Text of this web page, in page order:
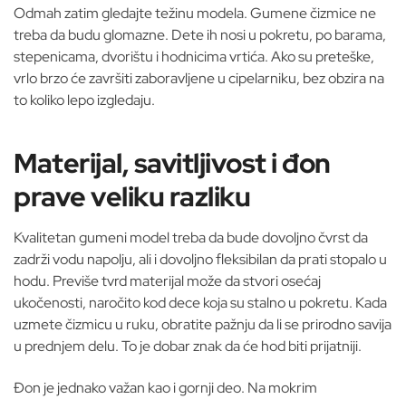
Odmah zatim gledajte težinu modela. Gumene čizmice ne
treba da budu glomazne. Dete ih nosi u pokretu, po barama,
stepenicama, dvorištu i hodnicima vrtića. Ako su preteške,
vrlo brzo će završiti zaboravljene u cipelarniku, bez obzira na
to koliko lepo izgledaju.
Materijal, savitljivost i đon
prave veliku razliku
Kvalitetan gumeni model treba da bude dovoljno čvrst da
zadrži vodu napolju, ali i dovoljno fleksibilan da prati stopalo u
hodu. Previše tvrd materijal može da stvori osećaj
ukočenosti, naročito kod dece koja su stalno u pokretu. Kada
uzmete čizmicu u ruku, obratite pažnju da li se prirodno savija
u prednjem delu. To je dobar znak da će hod biti prijatniji.
Đon je jednako važan kao i gornji deo. Na mokrim